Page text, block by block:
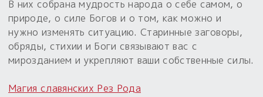
Пыльный сундучок
большое обновление
Товары со скидкой
В них собрана мудрость народа о себе самом, о
природе, о силе Богов и о том, как можно и
нужно изменять ситуацию. Старинные заговоры,
обряды, стихии и Боги связывают вас с
мирозданием и укрепляют ваши собственные силы.
Магия славянских Рез Рода